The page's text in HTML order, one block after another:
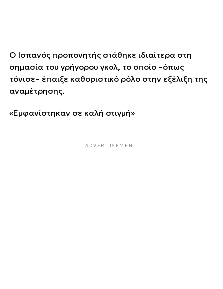
Ο Ισπανός προπονητής στάθηκε ιδιαίτερα στη
σημασία του γρήγορου γκολ, το οποίο –όπως
τόνισε– έπαιξε καθοριστικό ρόλο στην εξέλιξη της
αναμέτρησης.
«Εμφανίστηκαν σε καλή στιγμή»
ADVERTISEMENT